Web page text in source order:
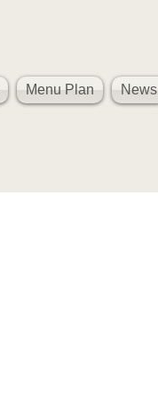
Menu Plan News